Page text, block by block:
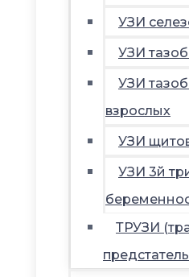
УЗИ
УЗИ
УЗИ
взрослых
УЗИ
УЗИ 3й
ТРУЗИ